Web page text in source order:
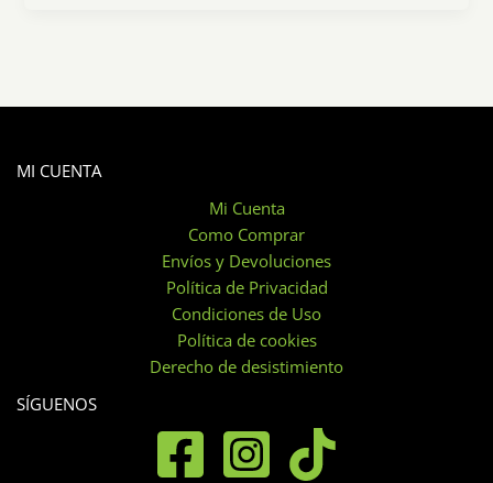
MI CUENTA
Mi Cuenta
Como Comprar
Envíos y Devoluciones
Política de Privacidad
Condiciones de Uso
Política de cookies
Derecho de desistimiento
SÍGUENOS